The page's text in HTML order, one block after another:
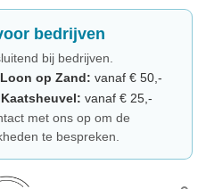
bedrijven
bij bedrijven.
op Zand: vanaf € 50,-
vanaf € 25,-
met ons op om de
te bespreken.